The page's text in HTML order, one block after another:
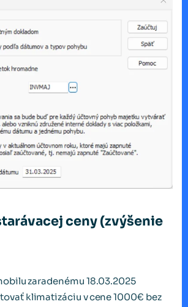
ceny (zvýšenie
zaradenému 18.03.2025
klimatizáciu v cene 1000€ bez